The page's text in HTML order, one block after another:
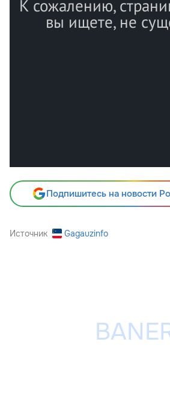
Подпишитесь на новости
Источник Gagauzinfo